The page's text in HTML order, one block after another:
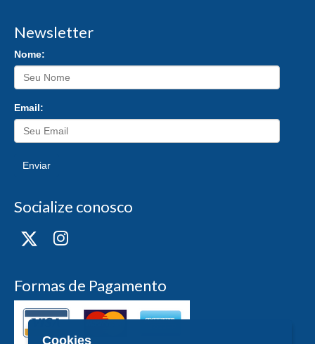
Newsletter
Nome:
Email:
Enviar
Socialize conosco
Formas de Pagamento
Cookies